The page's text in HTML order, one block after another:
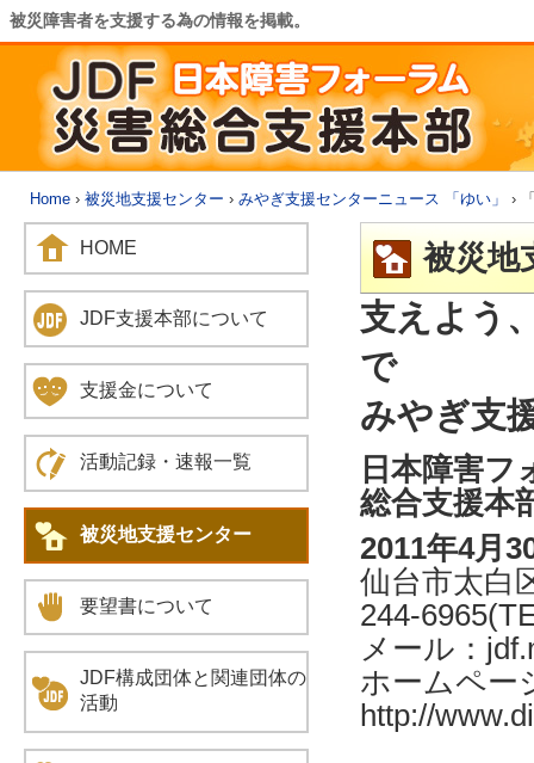
被災障害者を支援する為の情報を掲載。
Home › 被災地支援センター › みやぎ支援センターニュース 「ゆい」 ›
被災地
支えよう
で
みやぎ支
日本障害フ
総合支援本
2011年4月
仙台市太白
244-
メール：
ホームペー
http://
HOME
JDF支援本部について
支援金について
活動記録・速報一覧
被災地支援センター
要望書について
JDF構成団体と関連団体の
活動